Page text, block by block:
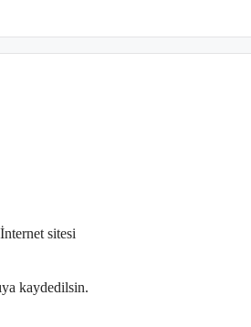
İnternet sitesi
kaydedilsin.